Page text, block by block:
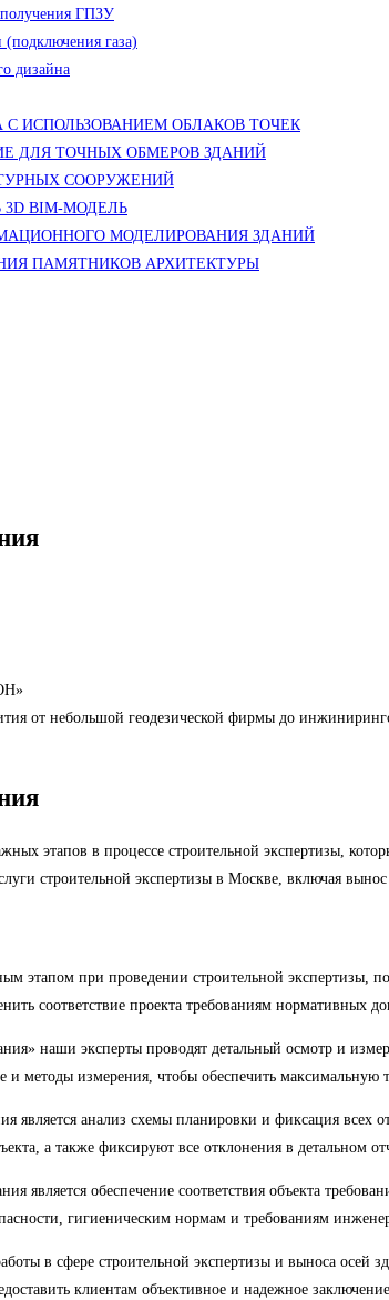
получения ГПЗУ
газа)
дизайна
С ИСПОЛЬЗОВАНИЕМ ОБЛАКОВ ТОЧЕК
ДЛЯ ТОЧНЫХ ОБМЕРОВ ЗДАНИЙ
СООРУЖЕНИЙ
BIM-МОДЕЛЬ
МОДЕЛИРОВАНИЯ ЗДАНИЙ
ПАМЯТНИКОВ АРХИТЕКТУРЫ
от небольшой геодезической фирмы до
этапов в процессе строительной экспертизы,
строительной экспертизы в Москве, включая вынос
этапом при проведении строительной
соответствие проекта требованиям нормативных
наши эксперты проводят детальный осмотр и
методы измерения, чтобы обеспечить максимальную
является анализ схемы планировки и фиксация
а также фиксируют все отклонения в детальном
является обеспечение соответствия объекта
гигиеническим нормам и требованиям
в сфере строительной экспертизы и выноса осей
клиентам объективное и надежное